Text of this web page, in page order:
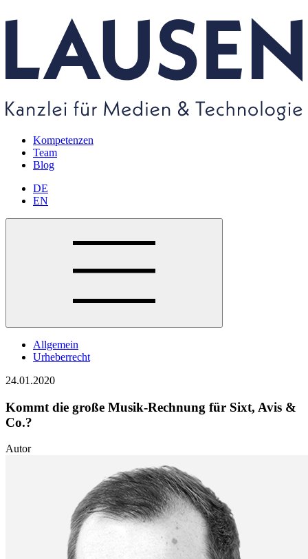
Kompetenzen
Team
Blog
DE
EN
Allgemein
Urheberrecht
24.01.2020
Kommt die große Musik-Rechnung für Sixt, Avis &
Co.?
Autor